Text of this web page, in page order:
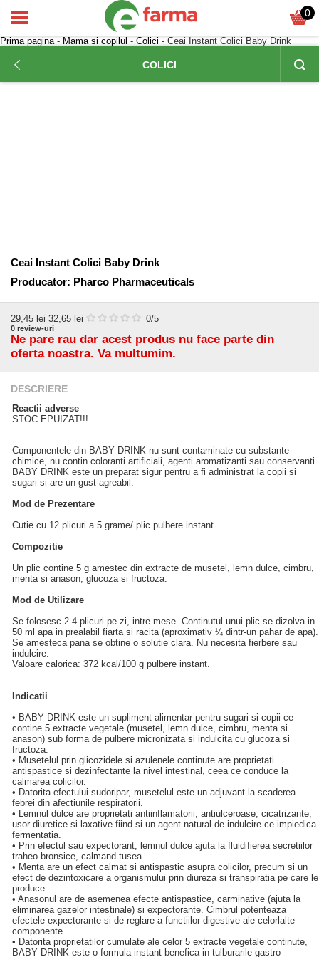
0
Prima pagina- Mama si copilul - Colici - Ceai Instant Colici Baby Drink
COLICI
Ceai Instant Colici Baby Drink
Producator: Pharco Pharmaceuticals
29,45 lei 32,65 lei 0/5
0 review-uri
Ne pare rau dar acest produs nu face parte din
oferta noastra. Va multumim.
DESCRIERE
Reactii adverse
STOC EPUIZAT!!!
Componentele din BABY DRINK nu sunt contaminate cu substante
chimice, nu contin coloranti artificiali, agenti aromatizanti sau conservanti.
BABY DRINK este un preparat sigur pentru a fi administrat la copii si
sugari si are un gust agreabil.
Mod de Prezentare
Cutie cu 12 plicuri a 5 grame/ plic pulbere instant.
Compozitie
Un plic contine 5 g amestec din extracte de musetel, lemn dulce, cimbru,
menta si anason, glucoza si fructoza.
Mod de Utilizare
Se folosesc 2-4 plicuri pe zi, intre mese. Continutul unui plic se dizolva in
50 ml apa in prealabil fiarta si racita (aproximativ ¼ dintr-un pahar de apa).
Se amesteca pana se obtine o solutie clara. Nu necesita fierbere sau
indulcire.
Valoare calorica: 372 kcal/100 g pulbere instant.
Indicatii
• BABY DRINK este un supliment alimentar pentru sugari si copii ce
contine 5 extracte vegetale (musetel, lemn dulce, cimbru, menta si
anason) sub forma de pulbere micronizata si indulcita cu glucoza si
fructoza.
• Musetelul prin glicozidele si azulenele continute are proprietati
antispastice si dezinfectante la nivel intestinal, ceea ce conduce la
calmarea colicilor.
• Datorita efectului sudoripar, musetelul este un adjuvant la scaderea
febrei din afectiunile respiratorii.
• Lemnul dulce are proprietati antiinflamatorii, antiulceroase, cicatrizante,
usor diuretice si laxative fiind si un agent natural de indulcire ce impiedica
fermentatia.
• Prin efectul sau expectorant, lemnul dulce ajuta la fluidifierea secretiilor
traheo-bronsice, calmand tusea.
• Menta are un efect calmat si antispastic asupra colicilor, precum si un
efect de dezintoxicare a organismului prin diureza si transpiratia pe care le
produce.
• Anasonul are de asemenea efecte antispastice, carminative (ajuta la
eliminarea gazelor intestinale) si expectorante. Cimbrul potenteaza
efectele expectorante si de reglare a functiilor digestive ale celorlalte
componente.
• Datorita proprietatilor cumulate ale celor 5 extracte vegetale continute,
BABY DRINK este o formula instant benefica in tulburarile gastro-